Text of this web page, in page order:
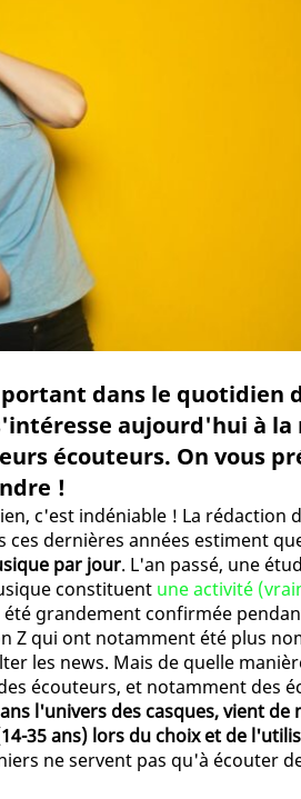
dans le quotidien
aujourd'hui à la
écouteurs. On vous
!
c'est indéniable ! La rédaction
ces dernières années estiment
par jour. L'an passé, une
constituent une activité
été grandement confirmée
Z qui ont notamment été plus
les news. Mais de quelle
écouteurs, et notamment des
l'univers des casques, vient de
35 ans) lors du choix et de
ne servent pas qu'à écouter